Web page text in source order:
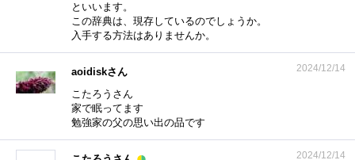
といいます。
この辞典は、現存しているのでしょうか。
入手する方法はありませんか。
aoidiskさん 2024/12/14
こたろうさん
家で眠ってます
勉強家の父の思い出の品です
2024/12/14